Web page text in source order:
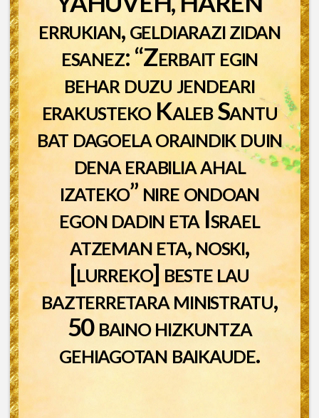
errukian, geldiarazi zidan
esanez: “Zerbait egin
behar duzu jendeari
erakusteko Kaleb Santu
bat dagoela oraindik duin
dena erabilia ahal
izateko” nire ondoan
egon dadin eta Israel
atzeman eta, noski,
[lurreko] beste lau
bazterretara ministratu,
50 baino hizkuntza
gehiagotan baikaude.